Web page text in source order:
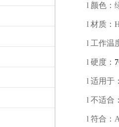
l 颜色：
l 材质：
l 工作温
l 硬度：
l 适用于
l 不适合
l 符合：